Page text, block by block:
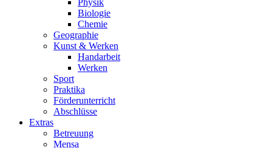
Physik
Biologie
Chemie
Geographie
Kunst & Werken
Handarbeit
Werken
Sport
Praktika
Förderunterricht
Abschlüsse
Extras
Betreuung
Mensa